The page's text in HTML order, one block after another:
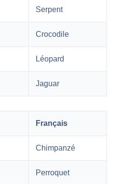
Serpent
Crocodile
Léopard
Jaguar
Français
Chimpanzé
Perroquet